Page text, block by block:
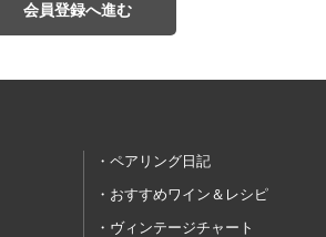
会員登録へ進む
ペアリング日記
おすすめワイン＆レシピ
ヴィンテージチャート